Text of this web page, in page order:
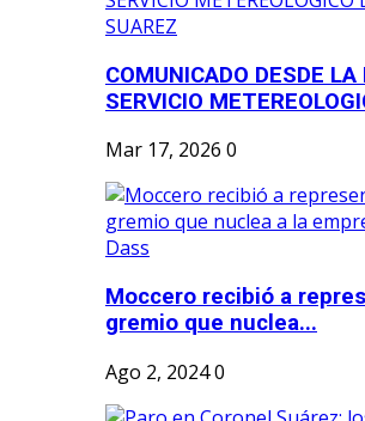
COMUNICADO DESDE
SERVICIO
Mar 17, 2026 0
Moccero recibió a
gremio que nuclea...
Ago 2, 20240